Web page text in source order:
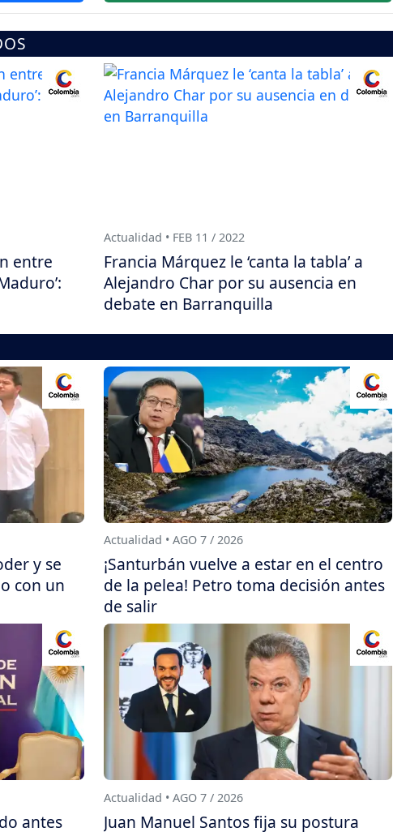
entre
Actualidad • FEB 11 / 2022
Francia Márquez le ‘canta la tabla’ a
Alejandro Char por su ausencia en
debate en Barranquilla
y se
con un
Actualidad • AGO 7 / 2026
¡Santurbán vuelve a estar en el centro
de la pelea! Petro toma decisión antes
de salir
antes
Actualidad • AGO 7 / 2026
Juan Manuel Santos fija su postura